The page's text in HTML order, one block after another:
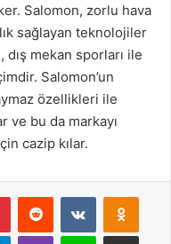
Salomon, zorlu hava
sağlayan teknolojiler
dış mekan sporları ile
Salomon’un
özellikleri ile
ve bu da markayı
cazip kılar.
PinterestReddit VKontakte
TelegramViber Line E-Posta ile